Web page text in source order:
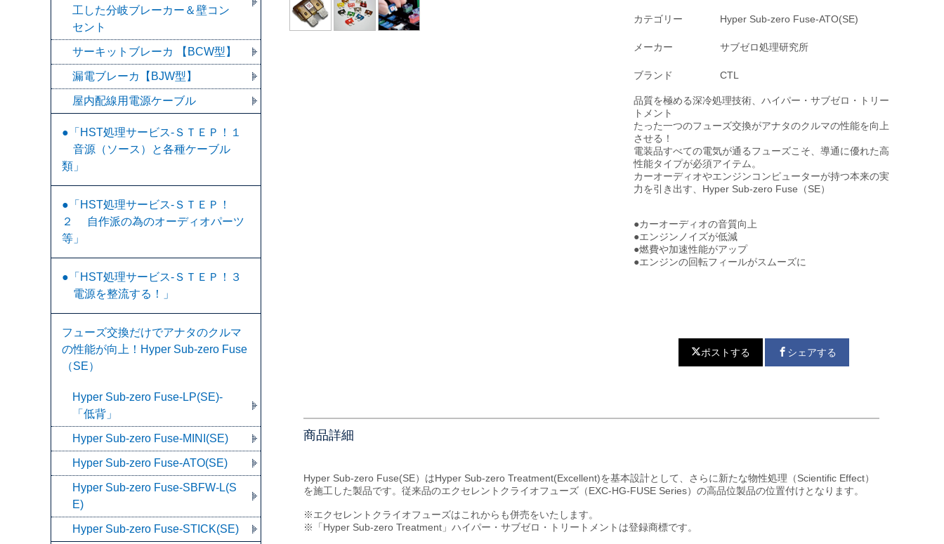
カテゴリー Hyper Sub-zero Fuse-ATO(SE)
メーカー サブゼロ処理研究所
ブランド CTL
品質を極める深冷処理技術、ハイパー・サブゼロ・トリー
トメント
たった一つのフューズ交換がアナタのクルマの性能を向上
させる！
電装品すべての電気が通るフューズこそ、導通に優れた高
性能タイプが必須アイテム。
カーオーディオやエンジンコンピューターが持つ本来の実
力を引き出す、Hyper Sub-zero Fuse（SE）
●カーオーディオの音質向上
●エンジンノイズが低減
●燃費や加速性能がアップ
●エンジンの回転フィールがスムーズに
ポストする シェアする
商品詳細
Hyper Sub-zero Fuse(SE）はHyper Sub-zero Treatment(Excellent)を基本設計として、さらに新たな物性処理（Scientific Effect）
を施工した製品です。従来品のエクセレントクライオフューズ（EXC-HG-FUSE Series）の高品位製品の位置付けとなります。
※エクセレントクライオフューズはこれからも併売をいたします。
※「Hyper Sub-zero Treatment」ハイパー・サブゼロ・トリートメントは登録商標です。
工した分岐ブレーカー＆壁コン
セント
サーキットブレーカ 【BCW型】
漏電ブレーカ【BJW型】
屋内配線用電源ケーブル
●「HST処理サービス-ＳＴＥＰ！１
音源（ソース）と各種ケーブル
類」
●「HST処理サービス-ＳＴＥＰ！
２ 自作派の為のオーディオパーツ
等」
●「HST処理サービス-ＳＴＥＰ！３
電源を整流する！」
フューズ交換だけでアナタのクルマ
の性能が向上！Hyper Sub-zero Fuse
（SE）
Hyper Sub-zero Fuse-LP(SE)-
「低背」
Hyper Sub-zero Fuse-MINI(SE)
Hyper Sub-zero Fuse-ATO(SE)
Hyper Sub-zero Fuse-SBFW-L(S
E)
Hyper Sub-zero Fuse-STICK(SE)